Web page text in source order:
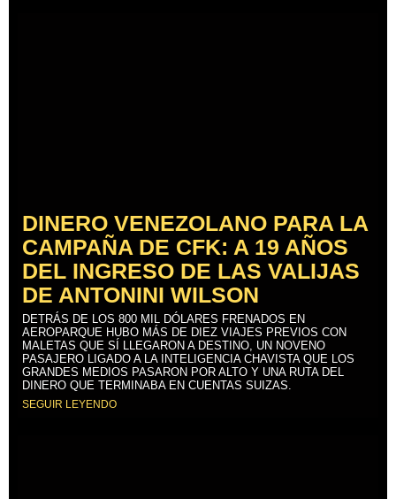
DINERO VENEZOLANO PARA LA
CAMPAÑA DE CFK: A 19 AÑOS
DEL INGRESO DE LAS VALIJAS
DE ANTONINI WILSON
DETRÁS DE LOS 800 MIL DÓLARES FRENADOS EN
AEROPARQUE HUBO MÁS DE DIEZ VIAJES PREVIOS CON
MALETAS QUE SÍ LLEGARON A DESTINO, UN NOVENO
PASAJERO LIGADO A LA INTELIGENCIA CHAVISTA QUE LOS
GRANDES MEDIOS PASARON POR ALTO Y UNA RUTA DEL
DINERO QUE TERMINABA EN CUENTAS SUIZAS.
SEGUIR LEYENDO